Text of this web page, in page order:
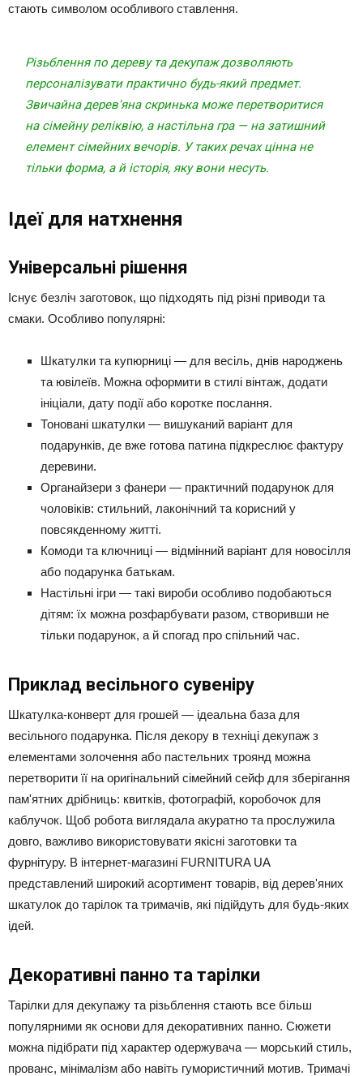
стають символом особливого ставлення.
Різьблення по дереву та декупаж дозволяють
персоналізувати практично будь-який предмет.
Звичайна дерев'яна скринька може перетворитися
на сімейну реліквію, а настільна гра — на затишний
елемент сімейних вечорів. У таких речах цінна не
тільки форма, а й історія, яку вони несуть.
Ідеї для натхнення
Універсальні рішення
Існує безліч заготовок, що підходять під різні приводи та
смаки. Особливо популярні:
Шкатулки та купюрниці — для весіль, днів народжень
та ювілеїв. Можна оформити в стилі вінтаж, додати
ініціали, дату події або коротке послання.
Тоновані шкатулки — вишуканий варіант для
подарунків, де вже готова патина підкреслює фактуру
деревини.
Органайзери з фанери — практичний подарунок для
чоловіків: стильний, лаконічний та корисний у
повсякденному житті.
Комоди та ключниці — відмінний варіант для новосілля
або подарунка батькам.
Настільні ігри — такі вироби особливо подобаються
дітям: їх можна розфарбувати разом, створивши не
тільки подарунок, а й спогад про спільний час.
Приклад весільного сувеніру
Шкатулка-конверт для грошей — ідеальна база для
весільного подарунка. Після декору в техніці декупаж з
елементами золочення або пастельних троянд можна
перетворити її на оригінальний сімейний сейф для зберігання
пам'ятних дрібниць: квитків, фотографій, коробочок для
каблучок. Щоб робота виглядала акуратно та прослужила
довго, важливо використовувати якісні заготовки та
фурнітуру. В інтернет-магазині FURNITURA UA
представлений широкий асортимент товарів, від дерев'яних
шкатулок до тарілок та тримачів, які підійдуть для будь-яких
ідей.
Декоративні панно та тарілки
Тарілки для декупажу та різьблення стають все більш
популярними як основи для декоративних панно. Сюжети
можна підібрати під характер одержувача — морський стиль,
прованс, мінімалізм або навіть гумористичний мотив. Тримачі